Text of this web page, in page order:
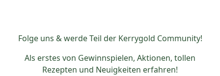
Folge uns & werde Teil der Kerrygold Community!
Als erstes von Gewinnspielen, Aktionen, tollen
Rezepten und Neuigkeiten erfahren!